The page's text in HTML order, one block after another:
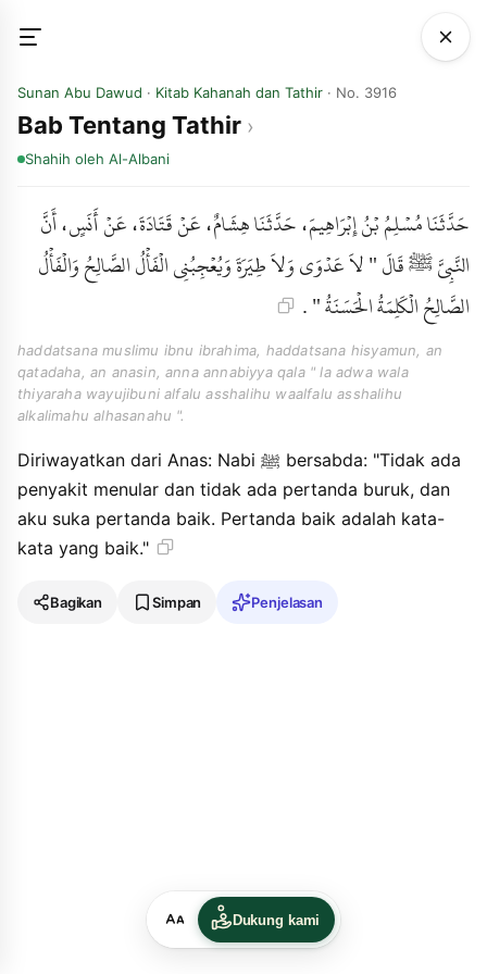
Sunan Abu Dawud · Kitab Kahanah dan Tathir · No. 3916
Bab Tentang Tathir
Shahih oleh Al-Albani
حَدَّثَنَا مُسْلِمُ بْنُ إِبْرَاهِيمَ، حَدَّثَنَا هِشَامٌ، عَنْ قَتَادَةَ، عَنْ أَنَسٍ، أَنَّ
النَّبِيَّ ﷺ قَالَ " لاَ عَدْوَى وَلاَ طِيَرَةَ وَيُعْجِبُنِي الْفَأْلُ الصَّالِحُ وَالْفَأْلُ
الصَّالِحُ الْكَلِمَةُ الْحَسَنَةُ " .
haddatsana muslimu ibnu ibrahima, haddatsana hisyamun, an
qatadaha, an anasin, anna annabiyya qala " la adwa wala
thiyaraha wayujibuni alfalu asshalihu waalfalu asshalihu
alkalimahu alhasanahu ".
Diriwayatkan dari Anas: Nabi ﷺ bersabda: "Tidak ada
penyakit menular dan tidak ada pertanda buruk, dan
aku suka pertanda baik. Pertanda baik adalah kata-
kata yang baik."
Bagikan Simpan Penjelasan
Dukung kami